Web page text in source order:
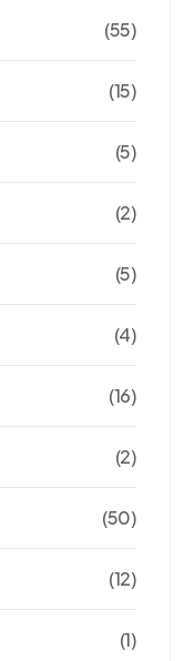
(55)
(15)
(5)
(2)
(5)
(4)
(16)
(2)
(50)
(12)
(1)